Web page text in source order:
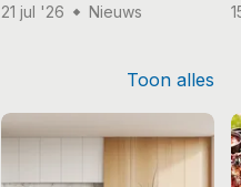
21 jul '26 Nieuws
Toon alles